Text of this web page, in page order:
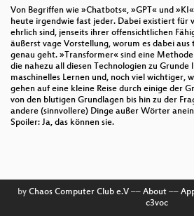
AI und ChatGPT rechtlich
Ransomware-Angriffe abwehren
Source
Füge Geokoordinaten zu
PostgreSQL
Einführung in Mail-
Was ist eigentlich mit plain/text
Welt?
Von Begriffen wie »Chatbots«, »GPT« und
heute irgendwie fast jeder. Dabei existiert für
ehrlich sind, jenseits ihrer offensichtlichen
äußerst vage Vorstellung, worum es dabei
genau geht. »Transformer« sind eine
die nahezu all diesen Technologien zu Grunde
maschinelles Lernen und, noch viel wichtiger,
gehen auf eine kleine Reise durch einige der
von den blutigen Grundlagen bis hin zu der
andere (sinnvollere) Dinge außer Wörter
Spoiler: Ja, das können sie.
by Chaos Computer Club e.V–– About––
c3voc